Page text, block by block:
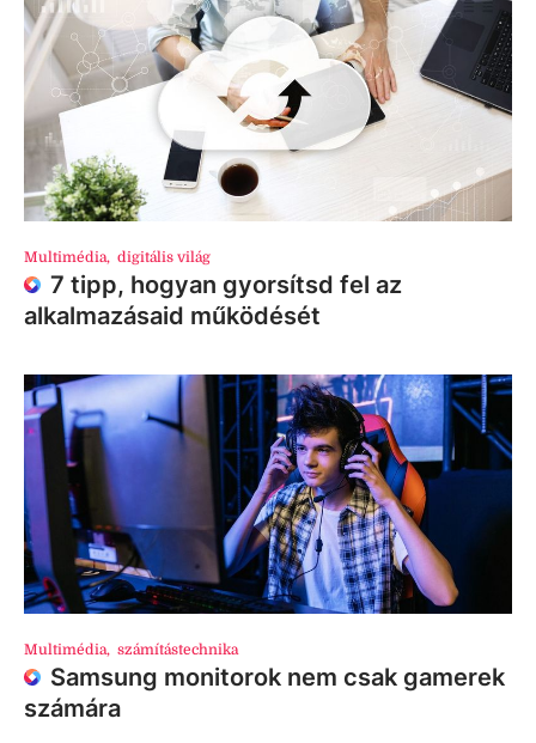
Multimédia, digitális világ
7 tipp, hogyan gyorsítsd fel az
alkalmazásaid működését
Multimédia, számítástechnika
Samsung monitorok nem csak gamerek
számára